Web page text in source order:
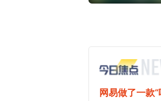
网易做了一款